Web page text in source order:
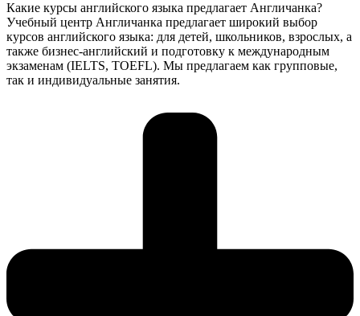
Какие курсы английского языка предлагает Англичанка?
Учебный центр Англичанка предлагает широкий выбор
курсов английского языка: для детей, школьников, взрослых, а
также бизнес-английский и подготовку к международным
экзаменам (IELTS, TOEFL). Мы предлагаем как групповые,
так и индивидуальные занятия.